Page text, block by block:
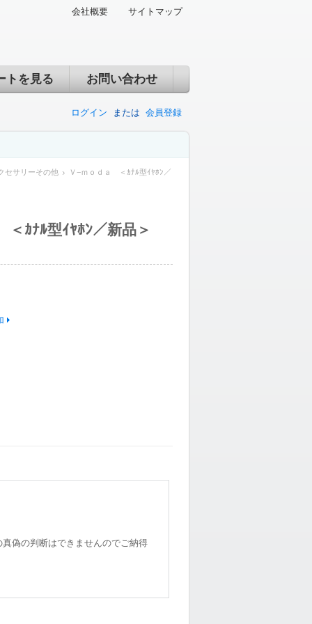
会社概要 サイトマップ
トを見る お問い合わせ
ログイン または 会員登録
セサリーその他
Ｖ−ｍｏｄａ ＜ｶﾅﾙ型ｲﾔﾎﾝ／
ｶﾅﾙ型ｲﾔﾎﾝ／新品＞
偽の判断はできませんのでご納得